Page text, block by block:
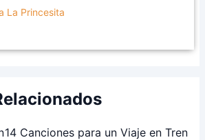
La Princesita
14 Canciones para un Viaje en Tren